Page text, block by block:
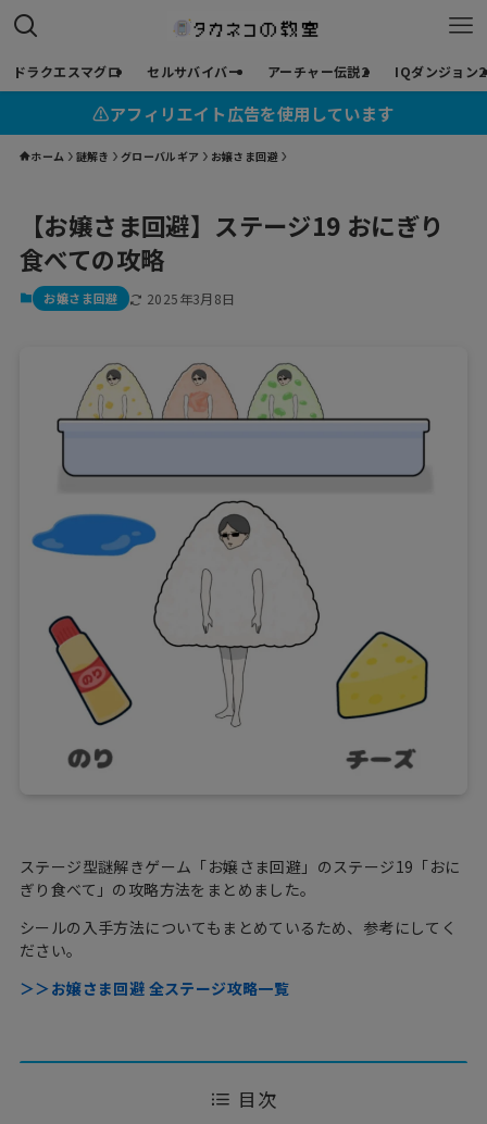
ドラクエスマグロ セルサバイバー アーチャー伝説2 IQダンジョン2
⚠︎アフィリエイト広告を使用しています
ホーム 謎解き グローバルギア お嬢さま回避
【お嬢さま回避】ステージ19 おにぎり
食べての攻略
お嬢さま回避 2025年3月8日
ステージ型謎解きゲーム「お嬢さま回避」のステージ19「おに
ぎり食べて」の攻略方法をまとめました。
シールの入手方法についてもまとめているため、参考にしてく
ださい。
＞＞お嬢さま回避 全ステージ攻略一覧
目次